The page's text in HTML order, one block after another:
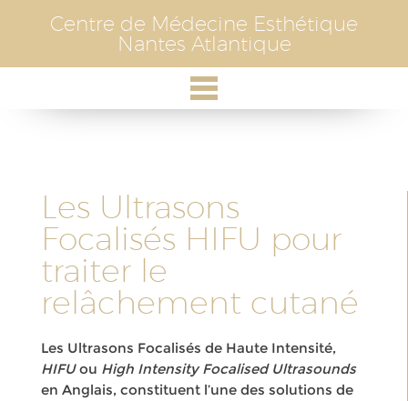
Centre de Médecine Esthétique
Nantes Atlantique
Les Ultrasons
Focalisés HIFU pour
traiter le
relâchement cutané
Les Ultrasons Focalisés de Haute Intensité,
HIFUou High Intensity Focalised Ultrasounds
en Anglais, constituent l’une des solutions de